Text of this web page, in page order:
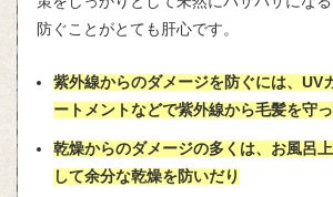
防ぐことがとても肝心です。
紫外線からのダメージを防ぐには、UV
ートメントなどで紫外線から毛髪を守
乾燥からのダメージの多くは、お風呂
して余分な乾燥を防いだり